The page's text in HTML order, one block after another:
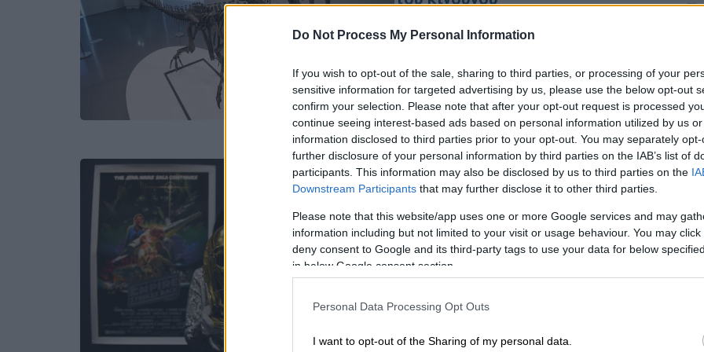
Do Not Process My Personal Information
If you wish to opt-out of the sale, sharing to third parties, or processing of your
sensitive information for targeted advertising by us, please use the below opt-out
confirm your selection. Please note that after your opt-out request is processed
continue seeing interest-based ads based on personal information utilized by us
information disclosed to third parties prior to your opt-out. You may separately
further disclosure of your personal information by third parties on the IAB’s list of
participants. This information may also be disclosed by us to third parties on the
Downstream Participants that may further disclose it to other third parties.
Please note that this website/app uses one or more Google services and may
information including but not limited to your visit or usage behaviour. You may
deny consent to Google and its third-party tags to use your data for below
in below Google consent section.
Personal Data Processing Opt Outs
I want to opt-out of the Sharing of my personal data.
Η ζήτηση και οι τιμές για
προϊστορικά αντικείμενα έχουν
αυξηθεί τα τελευταία χρόνια, καθώς
οι πλούσιοι επιδιώκουν να
αποκτήσουν ένα κόκαλο, ένα κρανίο ή
ακόμη και έναν ολόκληρο σκελετό
Σινεμά 30.03.2026 14:57
Κεφάλι του C-3PO από το «Star
Wars» πωλήθηκε για πάνω από 1
εκατ. δολάρια - Σπάνια
κινηματογραφικά αντικείμενα σε
ιστορική δημοπρασία
Την ίδια στιγμή, θραύσματα σπαθιού
έφτασαν τα 252.000 δολάρια